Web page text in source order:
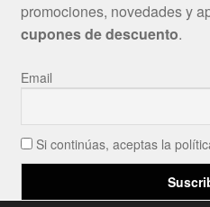
promociones, novedades y
cupones de descuento.
Email
Si continúas, aceptas la